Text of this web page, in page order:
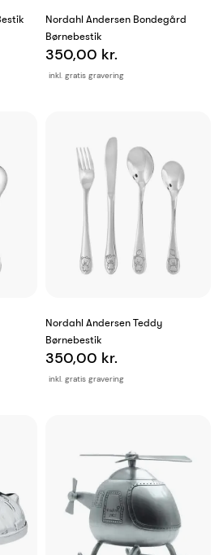
Nordahl Andersen Bondegård
Børnebestik
inkl. gratis gravering
350,00 kr.
Nordahl Andersen Teddy
Børnebestik
inkl. gratis gravering
350,00 kr.